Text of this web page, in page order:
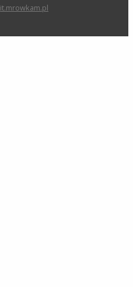
it.mrowkam.pl